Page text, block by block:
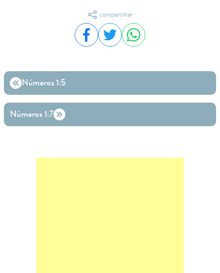
compartilhar
Compartilhar no Facebook
Compartilhar no Twitter
Compartilhar no
Números 1:5
Números 1:7